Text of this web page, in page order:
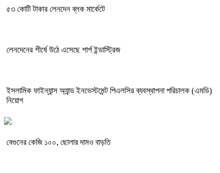
৫৩ কোটি টাকার লেনদেন ব্লক মার্কেটে
লেনদেনের শীর্ষে উঠে এসেছে শার্প ইন্ডাস্ট্রিজ
ইসলামিক ফাইন্যান্স অ্যান্ড ইনভেস্টমেন্ট পিএলসির ব্যবস্থাপনা পরিচালক (এমডি)
নিয়োগ
বেগুনের কেজি ১০০, ছোলার দামও বাড়তি